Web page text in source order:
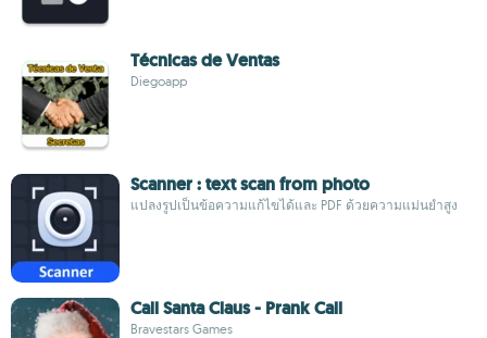
Técnicas de Ventas
Diegoapp
Scanner : text scan from photo
แปลงรูปเป็นข้อความแก้ไขได้และ PDF ด้วยความแม่นยำสูง
Call Santa Claus - Prank Call
Bravestars Games